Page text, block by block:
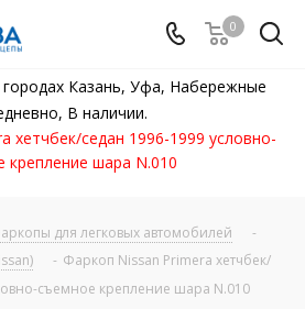
0
Казань, Уфа, Набережные
В наличии.
хетчбек/седан 1996-1999 условно-
крепление шара N.010
для легковых автомобилей
-
- Фаркоп Nissan Primera хетчбек/
съемное крепление шара N.010